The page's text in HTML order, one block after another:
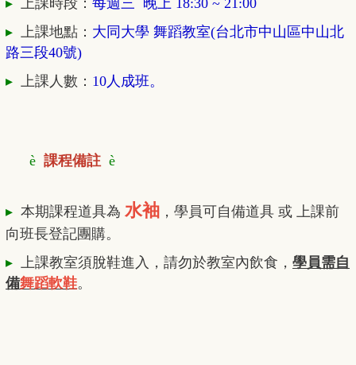
▸ 上課時段： 每週三 晚上 18:30 ~ 21:00
▸ 上課地點： 大同大學 舞蹈教室(台北市中山區中山北
路三段40號)
▸ 上課人數： 10人成班。
è 課程備註 è
▸ 本期課程道具為 水袖 ，學員可自備道具 或 上課前
向班長登記團購。
▸ 上課教室須脫鞋進入，請勿於教室內飲食， 學員需自
備舞蹈軟鞋。